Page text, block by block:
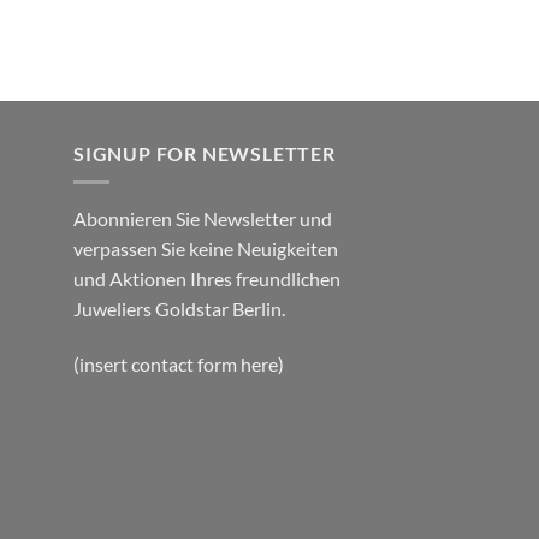
SIGNUP FOR NEWSLETTER
Abonnieren Sie Newsletter und
verpassen Sie keine Neuigkeiten
und Aktionen Ihres freundlichen
Juweliers Goldstar Berlin.
(insert contact form here)